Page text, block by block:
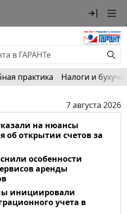
практика Налоги и
7 августа 2026
на нюансы
открытии счетов за
особенности
аренды
инициировали
учета в